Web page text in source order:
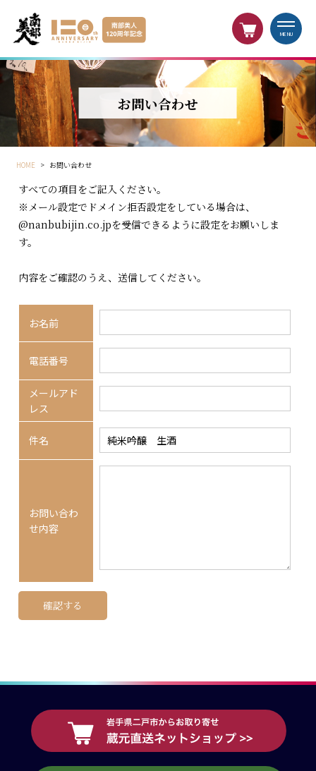
MENU
お問い合わせ
HOME > お問い合わせ
すべての項目をご記入ください。
※メール設定でドメイン拒否設定をしている場合は、
@nanbubijin.co.jpを受信できるように設定をお願いしま
す。
内容をご確認のうえ、送信してください。
お名前
電話番号
メールアド
レス
件名
お問い合わ
せ内容